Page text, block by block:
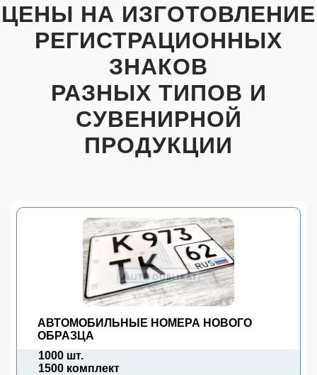
ЦЕНЫ НА ИЗГОТОВЛЕНИЕ
РЕГИСТРАЦИОННЫХ
ЗНАКОВ
РАЗНЫХ ТИПОВ И
СУВЕНИРНОЙ
ПРОДУКЦИИ
АВТОМОБИЛЬНЫЕ НОМЕРА НОВОГО
ОБРАЗЦА
1000 шт.
1500 комплект